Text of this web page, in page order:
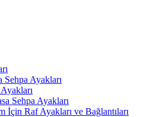
Ayakları
Sehpa Ayakları
İçin Raf Ayakları ve Bağlantıları